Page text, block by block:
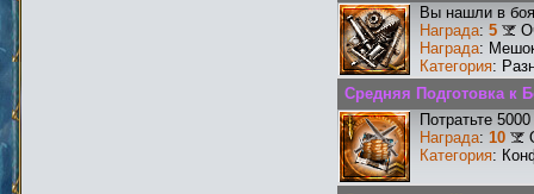
Вы нашли в
Награда: 5
Награда:
Категория:
Средняя Подготовка к
Потратьте
Награда: 10
Категория: